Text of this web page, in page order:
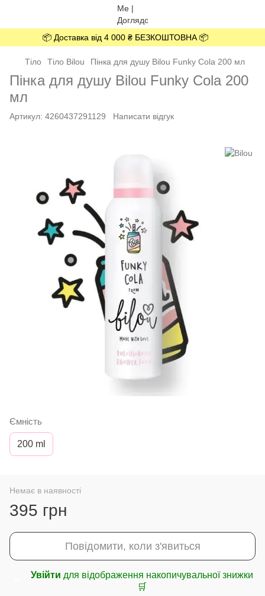
📦 Доставка від 4 000 ₴ БЕЗКОШТОВНА 📦
Тіло Тіло Bilou Пінка для душу Bilou Funky Cola 200 мл
Пінка для душу Bilou Funky Cola 200
мл
Артикул: 4260437291129 Написати відгук
Ємність
200 ml
Немає в наявності
395 грн
Повідомити, коли з'явиться
Увійти для відображення накопичувальної знижки
🛒